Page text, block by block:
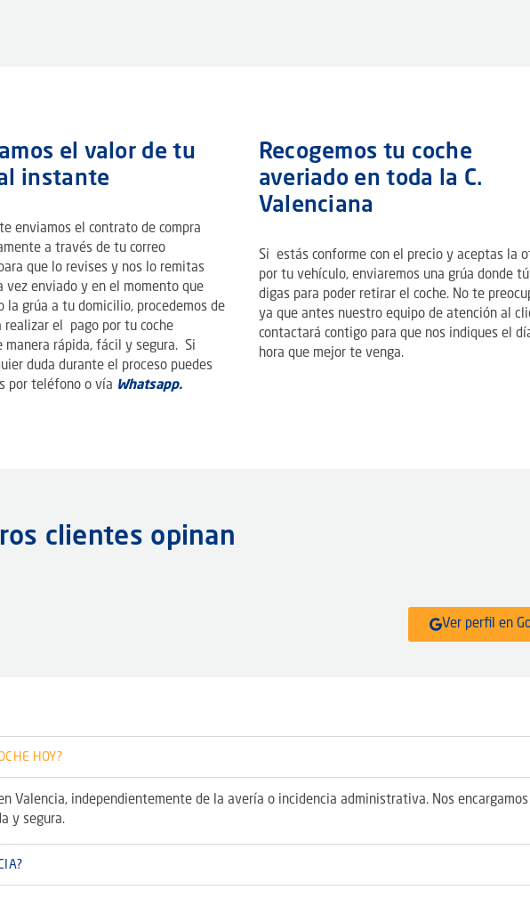
el valor de tu
instante
enviamos el contrato de compra
a través de tu correo
que lo revises y nos lo remitas
vez enviado y en el momento que
la grúa a tu domicilio, procedemos de
realizar el pago por tu coche
manera rápida, fácil y segura. Si
duda durante el proceso puedes
por teléfono o vía Whatsapp.
Recogemos tu coche
averiado en toda la C.
Valenciana
Si estás conforme con el precio y aceptas la
por tu vehículo, enviaremos una grúa donde
digas para poder retirar el coche. No te
ya que antes nuestro equipo de atención al
contactará contigo para que nos indiques el
hora que mejor te venga.
clientes opinan
Ver perfil en
HOY?
Valencia, independientemente de la avería o incidencia administrativa. Nos
y segura.